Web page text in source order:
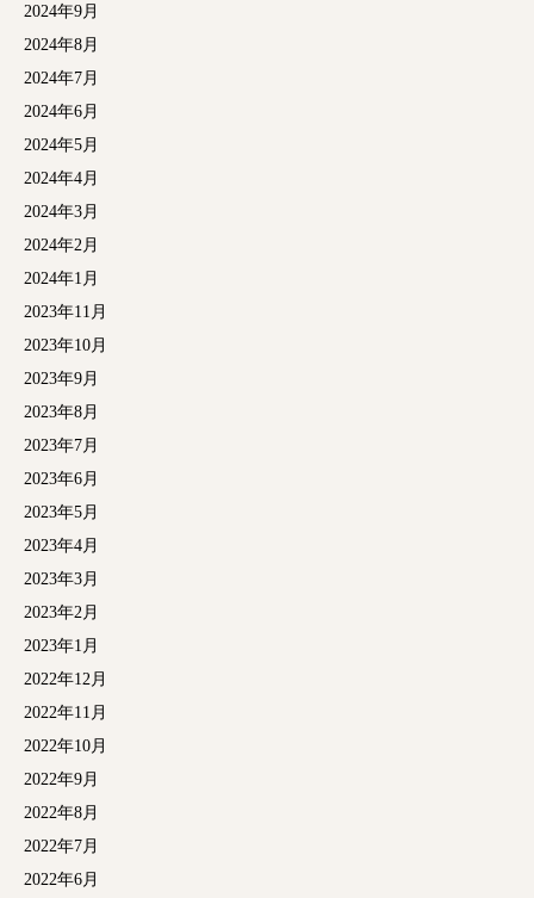
2024年9月
2024年8月
2024年7月
2024年6月
2024年5月
2024年4月
2024年3月
2024年2月
2024年1月
2023年11月
2023年10月
2023年9月
2023年8月
2023年7月
2023年6月
2023年5月
2023年4月
2023年3月
2023年2月
2023年1月
2022年12月
2022年11月
2022年10月
2022年9月
2022年8月
2022年7月
2022年6月